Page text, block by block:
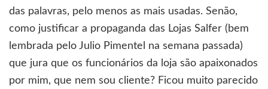
das palavras, pelo menos as mais usadas. Senão,
como justificar a propaganda das Lojas Salfer (bem
lembrada pelo Julio Pimentel na semana passada)
que jura que os funcionários da loja são apaixonados
por mim, que nem sou cliente? Ficou muito parecido